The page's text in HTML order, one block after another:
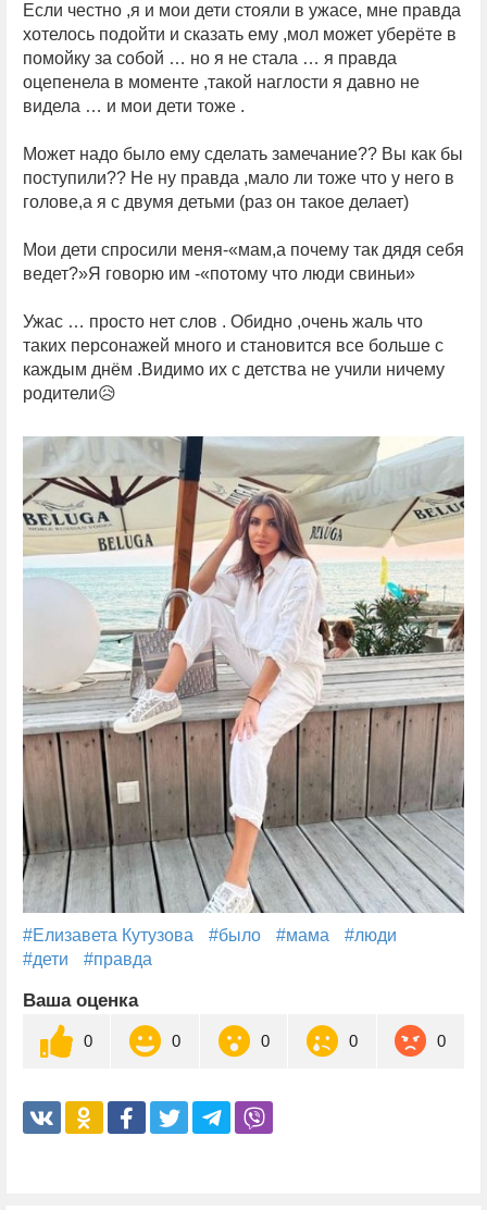
Если честно ,я и мои дети стояли в ужасе, мне правда
хотелось подойти и сказать ему ,мол может уберёте в
помойку за собой … но я не стала … я правда
оцепенела в моменте ,такой наглости я давно не
видела … и мои дети тоже .
Может надо было ему сделать замечание?? Вы как бы
поступили?? Не ну правда ,мало ли тоже что у него в
голове,а я с двумя детьми (раз он такое делает)
Мои дети спросили меня-«мам,а почему так дядя себя
ведет?»Я говорю им -«потому что люди свиньи»
Ужас … просто нет слов . Обидно ,очень жаль что
таких персонажей много и становится все больше с
каждым днём .Видимо их с детства не учили ничему
родители😥
#Елизавета Кутузова #было #мама
#люди
#дети
#правда
Ваша оценка
0 0 0 0 0